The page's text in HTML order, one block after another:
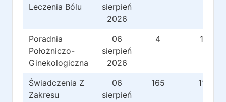
Leczenia Bólu
sierpień
2026
Poradnia
Położniczo-
Ginekologiczna
06
sierpień
2026
4 10
Świadczenia Z
Zakresu
06
sierpień
165 117